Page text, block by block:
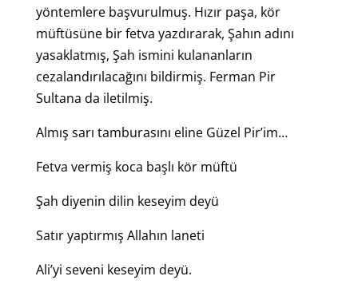
yöntemlere başvurulmuş. Hızır paşa, kör
müftüsüne bir fetva yazdırarak, Şahın adını
yasaklatmış, Şah ismini kulananların
cezalandırılacağını bildirmiş. Ferman Pir
Sultana da iletilmiş.
Almış sarı tamburasını eline Güzel Pir’im…
Fetva vermiş koca başlı kör müftü
Şah diyenin dilin keseyim deyü
Satır yaptırmış Allahın laneti
Ali’yi seveni keseyim deyü.